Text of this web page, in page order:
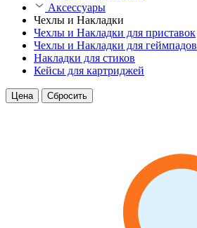
Аксессуары
Чехлы и Накладки
Чехлы и Накладки для приставок
Чехлы и Накладки для геймпадов
Накладки для стиков
Кейсы для картриджей
Цена Сбросить